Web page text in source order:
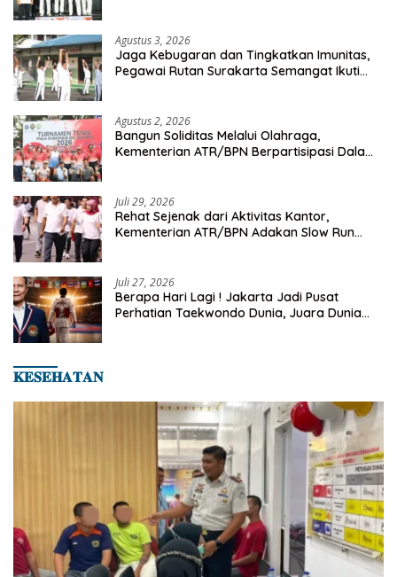
Agustus 3, 2026
Jaga Kebugaran dan Tingkatkan Imunitas,
Pegawai Rutan Surakarta Semangat Ikuti
Agustus 2, 2026
Bangun Soliditas Melalui Olahraga,
Kementerian ATR/BPN Berpartisipasi Dalam
Juli 29, 2026
Rehat Sejenak dari Aktivitas Kantor,
Kementerian ATR/BPN Adakan Slow Run
Juli 27, 2026
Berapa Hari Lagi ! Jakarta Jadi Pusat
Perhatian Taekwondo Dunia, Juara Dunia
𝐊𝐄𝐒𝐄𝐇𝐀𝐓𝐀𝐍